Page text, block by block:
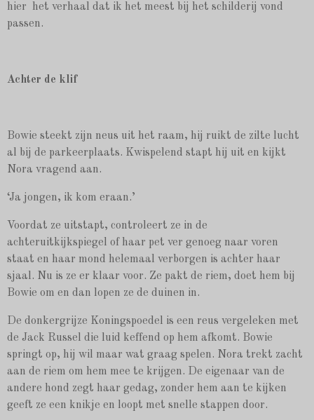
hier het verhaal dat ik het meest bij het schilderij vond
passen.
Achter de klif
Bowie steekt zijn neus uit het raam, hij ruikt de zilte lucht
al bij de parkeerplaats. Kwispelend stapt hij uit en kijkt
Nora vragend aan.
‘Ja jongen, ik kom eraan.’
Voordat ze uitstapt, controleert ze in de
achteruitkijkspiegel of haar pet ver genoeg naar voren
staat en haar mond helemaal verborgen is achter haar
sjaal. Nu is ze er klaar voor. Ze pakt de riem, doet hem bij
Bowie om en dan lopen ze de duinen in.
De donkergrijze Koningspoedel is een reus vergeleken met
de Jack Russel die luid keffend op hem afkomt. Bowie
springt op, hij wil maar wat graag spelen. Nora trekt zacht
aan de riem om hem mee te krijgen. De eigenaar van de
andere hond zegt haar gedag, zonder hem aan te kijken
geeft ze een knikje en loopt met snelle stappen door.